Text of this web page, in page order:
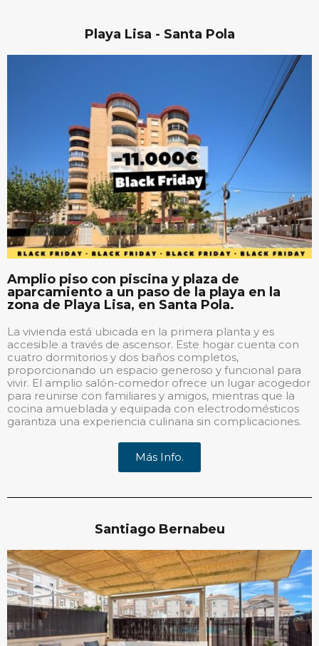
Playa Lisa - Santa Pola
Amplio piso con piscina y plaza de
aparcamiento a un paso de la playa en la
zona de Playa Lisa, en Santa Pola.
La vivienda está ubicada en la primera planta y es
accesible a través de ascensor. Este hogar cuenta con
cuatro dormitorios y dos baños completos,
proporcionando un espacio generoso y funcional para
vivir. El amplio salón-comedor ofrece un lugar acogedor
para reunirse con familiares y amigos, mientras que la
cocina amueblada y equipada con electrodomésticos
garantiza una experiencia culinaria sin complicaciones.
Más Info.
Santiago Bernabeu